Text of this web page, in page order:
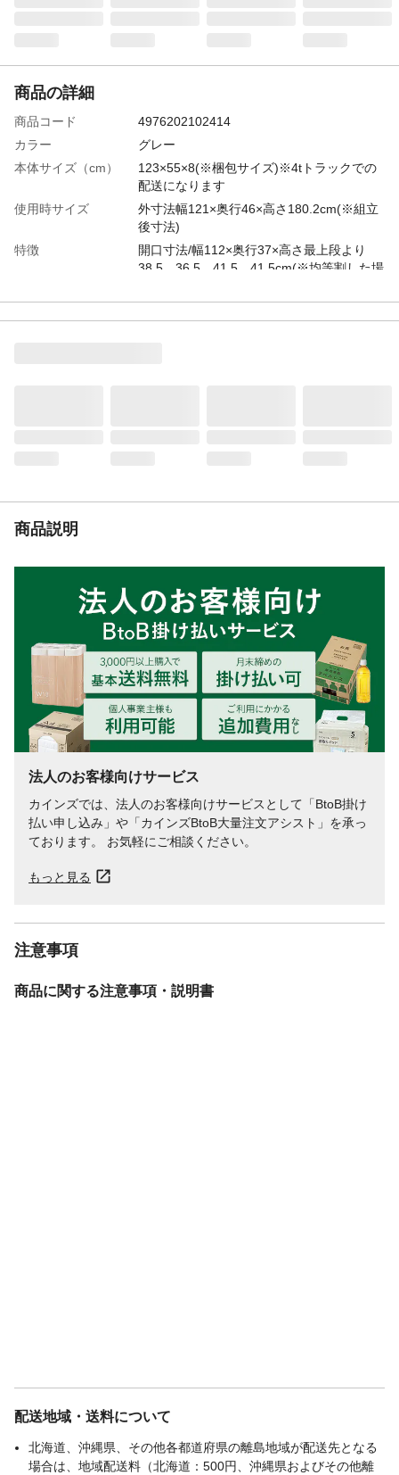
商品の詳細
商品コード
4976202102414
カラー
グレー
本体サイズ（cm）
123×55×8(※梱包サイズ)※4tトラックでの
配送になります
使用時サイズ
外寸法幅121×奥行46×高さ180.2cm(※組立
後寸法)
特徴
開口寸法/幅112×奥行37×高さ最上段より
38.5、36.5、41.5、41.5cm(※均等割した場
段位置変更間隔
商品説明
法人のお客様向けサービス
カインズでは、法人のお客様向けサービスとして「BtoB掛け
払い申し込み」や「カインズBtoB大量注文アシスト」を承っ
ております。 お気軽にご相談ください。
もっと見る
注意事項
商品に関する注意事項・説明書
配送地域・送料について
北海道、沖縄県、その他各都道府県の離島地域が配送先となる
場合は、地域配送料（北海道：500円、沖縄県およびその他離